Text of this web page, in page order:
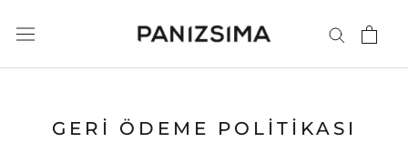
atla
GERI ÖDEME POLITIKASI